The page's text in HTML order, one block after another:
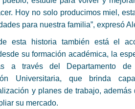
Hoy no solo producimos miel,
para nuestra familia”, expresó
esta historia también está el
su formación académica, la
a través del Departamento de
Universitaria, que brinda
y planes de trabajo,
su mercado.